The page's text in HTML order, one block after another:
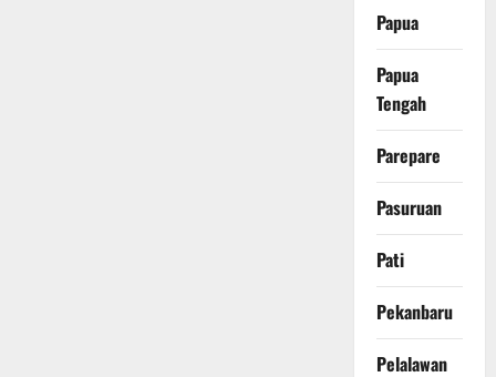
Papua
Papua
Tengah
Parepare
Pasuruan
Pati
Pekanbaru
Pelalawan